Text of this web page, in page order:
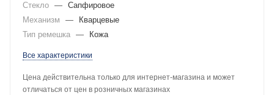
Стекло — Сапфировое
Механизм
—
Кварцевые
Тип ремешка — Кожа
Все характеристики
Цена действительна только для интернет-магазина и может
отличаться от цен в розничных магазинах